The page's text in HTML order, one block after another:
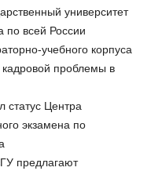
университет
по всей России
учебного корпуса
проблемы в
статус Центра
экзамена по
предлагают